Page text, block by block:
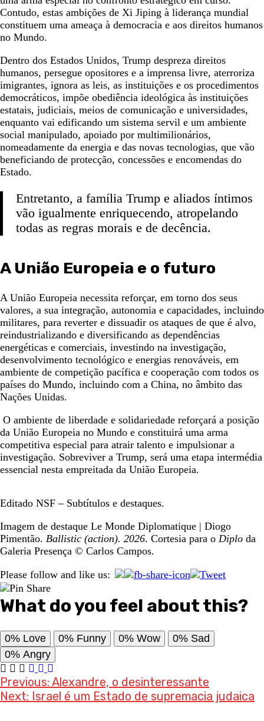
Contudo, estas ambições de Xi Jiping à liderança mundial
constituem uma ameaça à democracia e aos direitos humanos
no Mundo.
Dentro dos Estados Unidos, Trump despreza direitos
humanos, persegue opositores e a imprensa livre, aterroriza
imigrantes, ignora as leis, as instituições e os procedimentos
democráticos, impõe obediência ideológica às instituições
estatais, judiciais, meios de comunicação e universidades,
enquanto vai edificando um sistema servil e um ambiente
social manipulado, apoiado por multimilionários,
nomeadamente da energia e das novas tecnologias, que vão
beneficiando de protecção, concessões e encomendas do
Estado.
Entretanto, a família Trump e aliados íntimos
vão igualmente enriquecendo, atropelando
todas as regras morais e de decência.
A União Europeia e o futuro
A União Europeia necessita reforçar, em torno dos seus
valores, a sua integração, autonomia e capacidades, incluindo
militares, para reverter e dissuadir os ataques de que é alvo,
reindustrializando e diversificando as dependências
energéticas e comerciais, investindo na investigação,
desenvolvimento tecnológico e energias renováveis, em
ambiente de competição pacífica e cooperação com todos os
países do Mundo, incluindo com a China, no âmbito das
Nações Unidas.
O ambiente de liberdade e solidariedade reforçará a posição
da União Europeia no Mundo e constituirá uma arma
competitiva especial para atrair talento e impulsionar a
investigação. Sobreviver a Trump, será uma etapa intermédia
essencial nesta empreitada da União Europeia.
Editado NSF – Subtítulos e destaques.
Imagem de destaque Le Monde Diplomatique | Diogo
Pimentão. Ballistic (action). 2026. Cortesia para o Diplo da
Galeria Presença © Carlos Campos.
Please follow and like us:
What do you feel about this?
0% Love 0% Funny 0% Wow 0% Sad
0% Angry
Post
navigation
Previous: Alexandre, o desinteressante
Next: Israel é um Estado de supremacia judaica